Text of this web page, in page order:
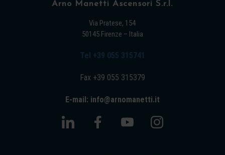
Arno Manetti Ascensori S.r.l.
Via Pratese, 154
50145 Firenze – Italia
Tel +39 055 315741
Fax +39 055 315379
E-mail: info@arnomanetti.it